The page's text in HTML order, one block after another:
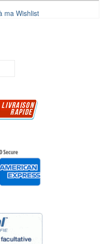
ma Wishlist